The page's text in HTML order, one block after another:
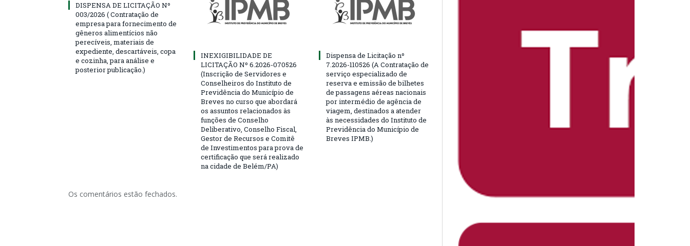
DISPENSA DE LICITAÇÃO Nº
003/2026 ( Contratação de
empresa para fornecimento de
gêneros alimentícios não
perecíveis, materiais de
expediente, descartáveis, copa
e cozinha, para análise e
posterior publicação.)
INEXIGIBILIDADE DE
LICITAÇÃO Nº 6.2026-070526
(Inscrição de Servidores e
Conselheiros do Instituto de
Previdência do Município de
Breves no curso que abordará
os assuntos relacionados às
funções de Conselho
Deliberativo, Conselho Fiscal,
Gestor de Recursos e Comitê
de Investimentos para prova de
certificação que será realizado
na cidade de Belém/PA)
Dispensa de Licitação nº
7.2026-110526 (A Contratação de
serviço especializado de
reserva e emissão de bilhetes
de passagens aéreas nacionais
por intermédio de agência de
viagem, destinados a atender
às necessidades do Instituto de
Previdência do Município de
Breves IPMB.)
Os comentários estão fechados.